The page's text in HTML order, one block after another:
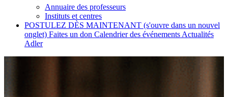
Annuaire des professeurs
Instituts et centres
POSTULEZ DÈS MAINTENANT (s'ouvre dans un nouvel
onglet) Faites un don Calendrier des événements Actualités
Adler